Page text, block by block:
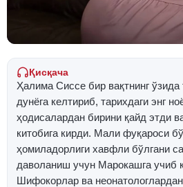
Қисқача
Ҳалима Сиссе бир вақтнинг ўзида
дунёга келтириб, тарихдаги энг
ҳодисалардан бирини қайд этди
китобига кирди. Мали фуқароси
ҳомиладорлиги хавфли бўлгани
даволаниш учун Марокашга учиб
Шифокорлар ва